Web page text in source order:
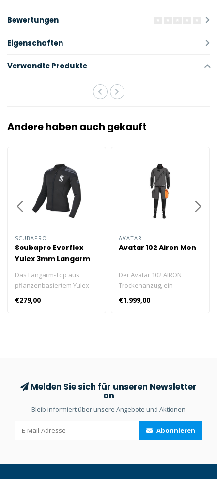
Bewertungen
Eigenschaften
Verwandte Produkte
Andere haben auch gekauft
SCUBAPRO
Scubapro Everflex
Yulex 3mm Langarm
Das Langarm-Top aus
pflanzenbasiertem Yulex-
Material kann mit der Yulex-
€279,00
AVATAR
Avatar 102 Airon Men
Der Avatar 102 AIRON
Trockenanzug, ein
innovativer Trockenanzug
Widerstandsfähigkeit und
vereint nahtlos Komfort und
€1.999,00
Melden Sie sich für unseren Newsletter
an
Bleib informiert über unsere Angebote und Aktionen
Abonnieren